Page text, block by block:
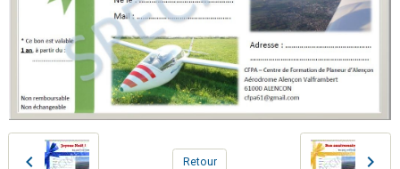
Retour